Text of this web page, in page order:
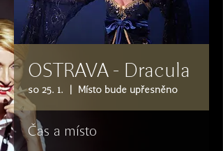
OSTRAVA - Dracula
so 25. 1. Místo bude upřesněno
Čas a místo